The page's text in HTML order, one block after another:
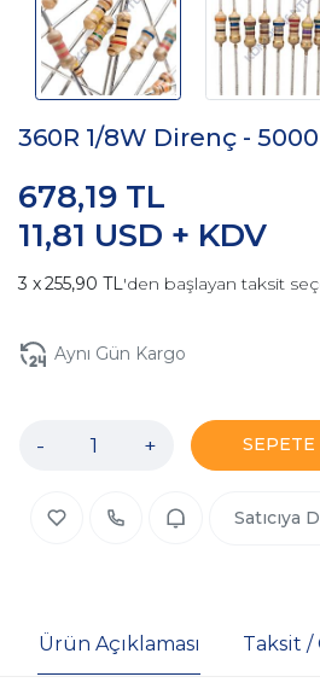
360R 1/8W Direnç -
11,81 USD + KDV
678,19 TL
255,90 TL'den başlayan taksit
Aynı Gün Kargo
- + SEPETE
Satıcıya
Ürün Açıklaması Taksit /